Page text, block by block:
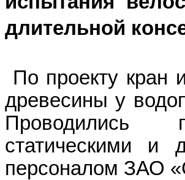
длительной
По проекту кран
древесины у
Проводились
статическими и
персоналом ЗАО